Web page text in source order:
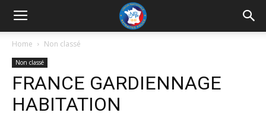
UNRP
Home Non classé
Non classé
FRANCE GARDIENNAGE
HABITATION